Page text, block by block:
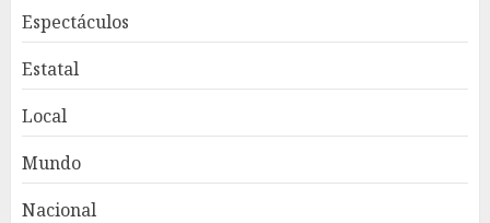
Espectáculos
Estatal
Local
Mundo
Nacional